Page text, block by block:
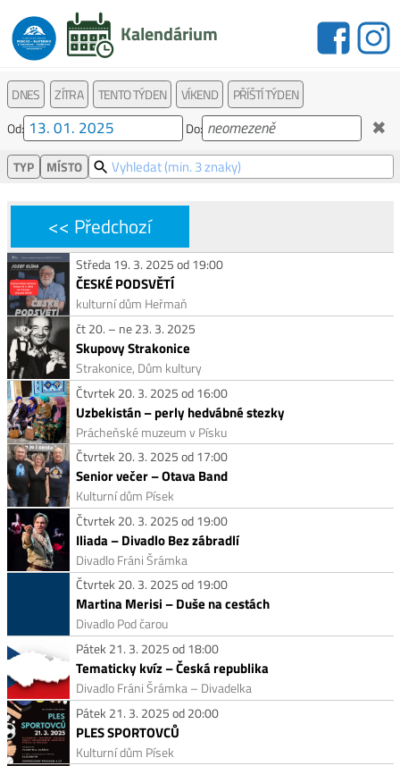
Kalendárium
DNES ZÍTRA TENTO TÝDEN VÍKEND
PŘÍŠTÍ TÝDEN
Od:
Do: ✖
TYP MÍSTO
<< Předchozí
Středa 19. 3. 2025 od 19:00
ČESKÉ PODSVĚTÍ
kulturní dům Heřmaň
čt 20. – ne 23. 3. 2025
Skupovy Strakonice
Strakonice, Dům kultury
Čtvrtek 20. 3. 2025 od 16:00
Uzbekistán – perly hedvábné stezky
Prácheňské muzeum v Písku
Čtvrtek 20. 3. 2025 od 17:00
Senior večer – Otava Band
Kulturní dům Písek
Čtvrtek 20. 3. 2025 od 19:00
Iliada – Divadlo Bez zábradlí
Divadlo Fráni Šrámka
Čtvrtek 20. 3. 2025 od 19:00
Martina Merisi – Duše na cestách
Divadlo Pod čarou
Pátek 21. 3. 2025 od 18:00
Tematicky kvíz – Česká republika
Divadlo Fráni Šrámka – Divadelka
Pátek 21. 3. 2025 od 20:00
PLES SPORTOVCŮ
Kulturní dům Písek